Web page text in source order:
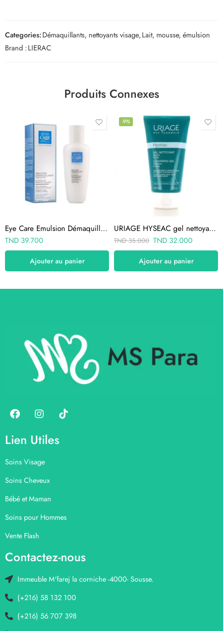
Categories:Démaquillants, nettoyants visage,Lait, mousse, émulsion
Brand :LIERAC
Produits Connexes
Eye Care Emulsion Démaquillante Yeux 125ml
TND 39.700
Ajouter au panier
-9%
URIAGE HYSEAC gel nettoyant 150ML
TND35.000 TND 32.000
Ajouter au panier
Lien Utiles
Soins Visage
Soins Cheveux
Bébé et Maman
Soins pour Hommes
Vente Flash
Contactez-nous
Immeuble M'farej la corniche -4000- Sousse.
(+216) 58 132 100
(+216) 56 707 398